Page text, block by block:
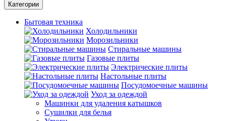
Категории
Бытовая техника
Холодильники
Морозильники
Стиральные машины
Газовые плиты
Электрические плиты
Настольные плиты
Посудомоечные машины
Уход за одеждой
Машинки для удаления катышков
Сушилки для белья